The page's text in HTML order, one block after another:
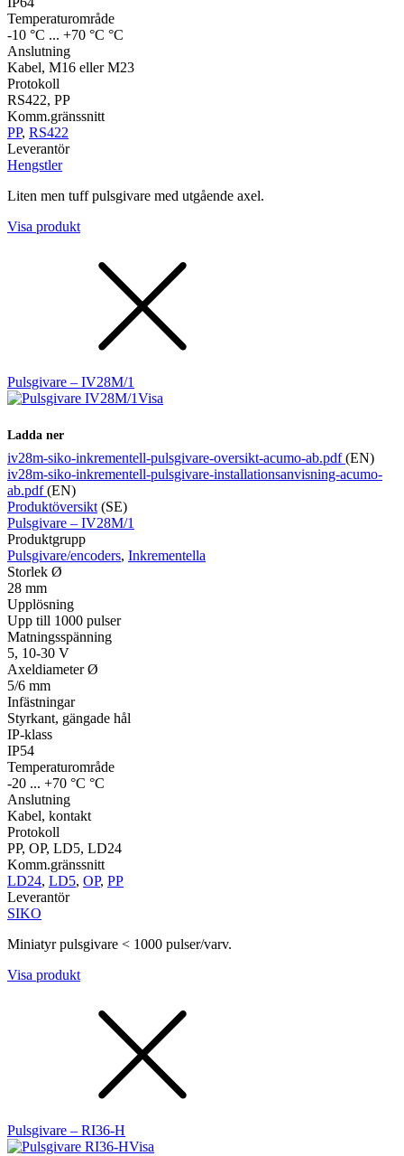
Temperaturområde
-10 °C ... +70 °C °C
Anslutning
Kabel, M16 eller M23
Protokoll
RS422, PP
Komm.gränssnitt
PP, RS422
Leverantör
Hengstler
Liten men tuff pulsgivare med utgående axel.
Visa produkt
Pulsgivare – IV28M/1
Visa
Ladda ner
iv28m-siko-inkrementell-pulsgivare-oversikt-acumo-ab.pdf(EN)
iv28m-siko-inkrementell-pulsgivare-installationsanvisning-acumo-
ab.pdf(EN)
Produktöversikt (SE)
Pulsgivare – IV28M/1
Produktgrupp
Pulsgivare/encoders, Inkrementella
Storlek Ø
28 mm
Upplösning
Upp till 1000 pulser
Matningsspänning
5, 10-30 V
Axeldiameter Ø
5/6 mm
Infästningar
Styrkant, gängade hål
IP-klass
IP54
Temperaturområde
-20 ... +70 °C °C
Anslutning
Kabel, kontakt
Protokoll
PP, OP, LD5, LD24
Komm.gränssnitt
LD24, LD5, OP, PP
Leverantör
SIKO
Miniatyr pulsgivare < 1000 pulser/varv.
Visa produkt
Pulsgivare – RI36-H
Visa